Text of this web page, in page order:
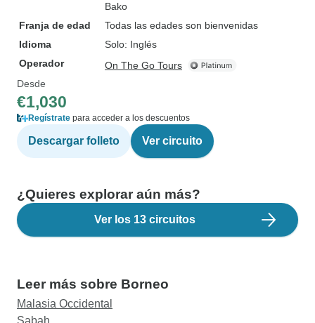
Bako
Franja de edad
Todas las edades son bienvenidas
Idioma
Solo: Inglés
Operador
On The Go Tours
Desde
€1,030
Regístrate para acceder a los descuentos
Descargar folleto Ver circuito
¿Quieres explorar aún más?
Ver los 13 circuitos
Leer más sobre Borneo
Malasia Occidental
Sabah